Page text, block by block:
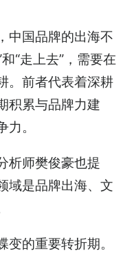
中国品牌的出海不
“走上去”，需要在
。前者代表着深耕
积累与品牌力建
。
析师樊俊豪也提
域是品牌出海、文
的重要转折期。